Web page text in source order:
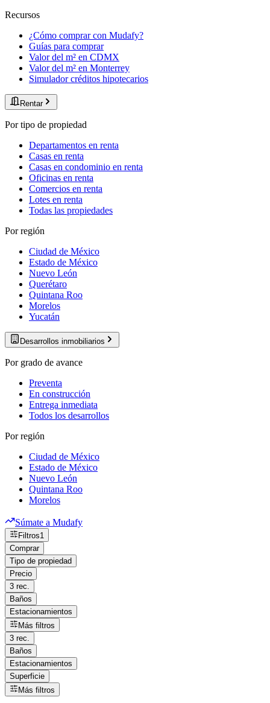
Recursos
¿Cómo comprar con Mudafy?
Guías para comprar
Valor del m² en CDMX
Valor del m² en Monterrey
Simulador créditos hipotecarios
Rentar
Por tipo de propiedad
Departamentos en renta
Casas en renta
Casas en condominio en renta
Oficinas en renta
Comercios en renta
Lotes en renta
Todas las propiedades
Por región
Ciudad de México
Estado de México
Nuevo León
Querétaro
Quintana Roo
Morelos
Yucatán
Desarrollos inmobiliarios
Por grado de avance
Preventa
En construcción
Entrega inmediata
Todos los desarrollos
Por región
Ciudad de México
Estado de México
Nuevo León
Quintana Roo
Morelos
Súmate a Mudafy
Filtros1
Comprar
Tipo de propiedad
Precio
3 rec.
Baños
Estacionamientos
Más filtros
3 rec.
Baños
Estacionamientos
Superficie
Más filtros